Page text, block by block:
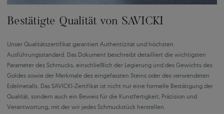
Bestätigte Qualität von SAVICKI
Unser Qualitätszertifikat garantiert Authentizität und höchsten
Ausführungsstandard. Das Dokument beschreibt detailliert die wichtigsten
Parameter des Schmucks, einschließlich der Legierung und des Gewichts des
Goldes sowie der Merkmale des eingefassten Steins oder des verwendeten
Edelmetalls. Das SAVICKI-Zertifikat ist nicht nur eine formelle Bestätigung der
Qualität, sondern auch ein Beweis für die Kunstfertigkeit, Präzision und
Verantwortung, mit der wir jedes Schmuckstück herstellen.